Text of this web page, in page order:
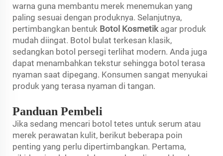
warna guna membantu merek menemukan yang
paling sesuai dengan produknya. Selanjutnya,
pertimbangkan bentuk Botol Kosmetik agar produk
mudah diingat. Botol bulat terkesan klasik,
sedangkan botol persegi terlihat modern. Anda juga
dapat menambahkan tekstur sehingga botol terasa
nyaman saat dipegang. Konsumen sangat menyukai
produk yang terasa nyaman di tangan.
Panduan Pembeli
Jika sedang mencari botol tetes untuk serum atau
merek perawatan kulit, berikut beberapa poin
penting yang perlu dipertimbangkan. Pertama,